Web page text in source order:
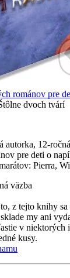
románov pre
dvoch tvárí
autorka, 12-
pre deti o
Pierra,
väzba
z tejto knihy
my ani
v niektorých
kusy.